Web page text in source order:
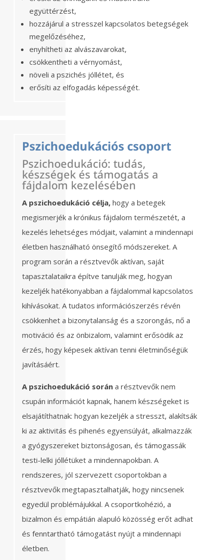
együttérzést,
hozzájárul a stresszel kapcsolatos betegségek
megelőzéséhez,
enyhítheti az alvászavarokat,
csökkentheti a vérnyomást,
növeli a pszichés jóllétet, és
erősíti az elfogadás képességét.
Pszichoedukációs csoport
Pszichoedukáció: tudás,
készségek és támogatás a
fájdalom kezelésében
A pszichoedukáció célja,hogy a betegek
megismerjék a krónikus fájdalom természetét, a
kezelés lehetséges módjait, valamint a mindennapi
életben használható önsegítő módszereket. A
program során a résztvevők aktívan, saját
tapasztalataikra építve tanulják meg, hogyan
kezeljék hatékonyabban a fájdalommal kapcsolatos
kihívásokat. A tudatos információszerzés révén
csökkenhet a bizonytalanság és a szorongás, nő a
motiváció és az önbizalom, valamint erősödik az
érzés, hogy képesek aktívan tenni életminőségük
javításáért.
A pszichoedukáció sorána résztvevők nem
csupán információt kapnak, hanem készségeket is
elsajátíthatnak: hogyan kezeljék a stresszt, alakítsák
ki az aktivitás és pihenés egyensúlyát, alkalmazzák
a gyógyszereket biztonságosan, és támogassák
testi-lelki jóllétüket a mindennapokban. A
rendszeres, jól szervezett csoportokban a
résztvevők megtapasztalhatják, hogy nincsenek
egyedül problémájukkal. A csoportkohézió, a
bizalmon és empátián alapuló közösség erőt adhat
és fenntartható támogatást nyújt a mindennapi
életben.